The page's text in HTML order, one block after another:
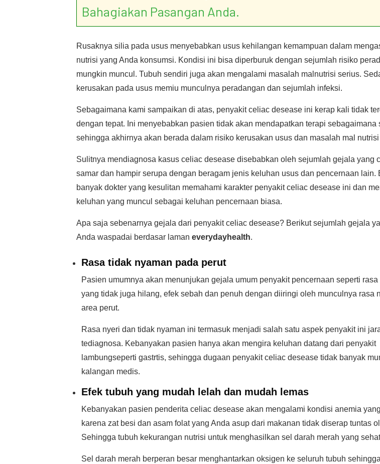
Bahagiakan Pasangan Anda.
Rusaknya silia pada usus menyebabkan usus kehilangan kemampuan dalam
nutrisi yang Anda konsumsi. Kondisi ini bisa diperburuk dengan sejumlah risiko
mungkin muncul. Tubuh sendiri juga akan mengalami masalah malnutrisi serius.
kerusakan pada usus memiu munculnya peradangan dan sejumlah infeksi.
Sebagaimana kami sampaikan di atas, penyakit celiac desease ini kerap kali tidak
dengan tepat. Ini menyebabkan pasien tidak akan mendapatkan terapi sebagaimana
sehingga akhirnya akan berada dalam risiko kerusakan usus dan masalah mal
Sulitnya mendiagnosa kasus celiac desease disebabkan oleh sejumlah gejala yang
samar dan hampir serupa dengan beragam jenis keluhan usus dan pencernaan lain.
banyak dokter yang kesulitan memahami karakter penyakit celiac desease ini dan
keluhan yang muncul sebagai keluhan pencernaan biasa.
Apa saja sebenarnya gejala dari penyakit celiac desease? Berikut sejumlah gejala
Anda waspadai berdasar laman everydayhealth.
Rasa tidak nyaman pada perut
Pasien umumnya akan menunjukan gejala umum penyakit pencernaan seperti rasa
yang tidak juga hilang, efek sebah dan penuh dengan diiringi oleh munculnya rasa
area perut.
Rasa nyeri dan tidak nyaman ini termasuk menjadi salah satu aspek penyakit ini
tediagnosa. Kebanyakan pasien hanya akan mengira keluhan datang dari penyakit
lambungseperti gastrtis, sehingga dugaan penyakit celiac desease tidak banyak
kalangan medis.
Efek tubuh yang mudah lelah dan mudah lemas
Kebanyakan pasien penderita celiac desease akan mengalami kondisi anemia
karena zat besi dan asam folat yang Anda asup dari makanan tidak diserap tuntas
Sehingga tubuh kekurangan nutrisi untuk menghasilkan sel darah merah yang
Sel darah merah berperan besar menghantarkan oksigen ke seluruh tubuh